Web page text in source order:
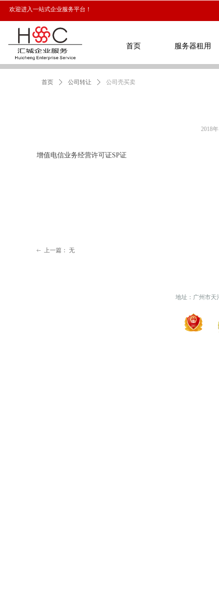
欢迎进入一站式企业服务平台！
首页
首页
服务器租用
首页 ꄲ 公司转让 ꄲ 公司壳买卖
增值电信业务经营许可证SP证
2018
ꂃ 上一篇： 无
地址：广州市天